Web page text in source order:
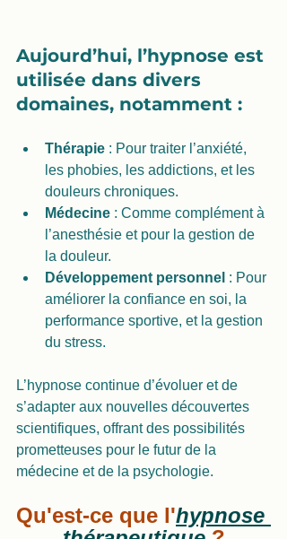
Aujourd’hui, l’hypnose est
utilisée dans divers
domaines, notamment :
Thérapie : Pour traiter l’anxiété,
les phobies, les addictions, et les
douleurs chroniques.
Médecine : Comme complément à
l’anesthésie et pour la gestion de
la douleur.
Développement personnel : Pour
améliorer la confiance en soi, la
performance sportive, et la gestion
du stress.
L’hypnose continue d’évoluer et de
s’adapter aux nouvelles découvertes
scientifiques, offrant des possibilités
prometteuses pour le futur de la
médecine et de la psychologie.
Qu'est-ce que l'hypnose